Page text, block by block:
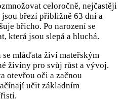
celoročně, nejčastěji
jsou březí přibližně 63 dní a
břicho. Po narození se
která jsou slepá a hluchá.
mláďata živí mateřským
živiny pro svůj růst a vývoj.
otevřou oči a začnou
učit základním